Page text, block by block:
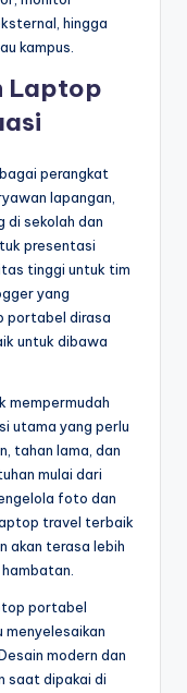
hingga
kampus.
Laptop
perangkat
lapangan,
di sekolah dan
presentasi
tinggi untuk tim
yang
portabel dirasa
untuk dibawa
mempermudah
utama yang perlu
tahan lama, dan
mulai dari
foto dan
travel terbaik
akan terasa lebih
portabel
modern dan
saat dipakai di